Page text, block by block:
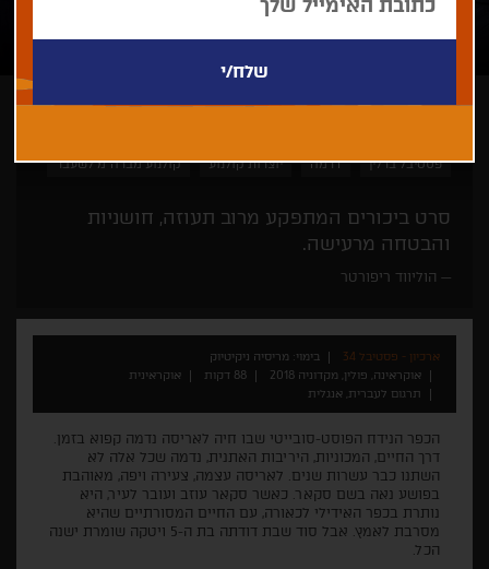
פסטיבל ברלין דרמה יוצרות קולנוע קולנוע מברה"מ לשעבר
סרט ביכורים המתפקע מרוב תעוזה, חושניות
והבטחה מרעישה.
הוליווד ריפורטר
ארכיון - פסטיבל 34
בימוי: מריסיה ניקיטיוק
אוקראינה, פולין, מקדוניה 2018
88 דקות
אוקראינית
תרגום לעברית, אנגלית
הכפר הנידח הפוסט-סובייטי שבו חיה לאריסה נדמה קפוא בזמן.
דרך החיים, המכוניות, היריבות האתנית, נדמה שכל אלה לא
השתנו כבר עשרות שנים. לאריסה עצמה, צעירה ויפה, מאוהבת
בפושע נאה בשם סקאר. כאשר סקאר עוזב ועובר לעיר, היא
נותרת בכפר האידילי לכאורה, עם החיים המסורתיים שהיא
מסרבת לאמץ. אבל סוד שבת דודתה בת ה-5 ויטקה שומרת ישנה
הכל.